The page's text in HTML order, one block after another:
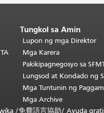
Tungkol sa Amin
Lupon ng mga Direktor
Mga Karera
Pakikipagnegosyo sa
Lungsod at Kondado ng
Mga Tuntunin ng
Mga Archive
/免費語言協助/ Ayuda